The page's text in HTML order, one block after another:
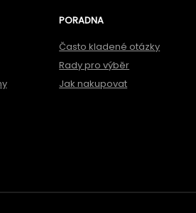
PORADNA
Často kladené otázky
Rady pro výběr
Jak nakupovat